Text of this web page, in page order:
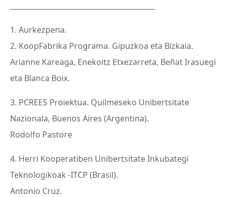
1. Aurkezpena.
2. KoopFabrika Programa. Gipuzkoa eta Bizkaia.
Arianne Kareaga, Enekoitz Etxezarreta, Beñat Irasuegi
eta Blanca Boix.
3. PCREES Proiektua. Quilmeseko Unibertsitate
Nazionala, Buenos Aires (Argentina).
Rodolfo Pastore
4. Herri Kooperatiben Unibertsitate Inkubategi
Teknologikoak -ITCP (Brasil).
Antonio Cruz.